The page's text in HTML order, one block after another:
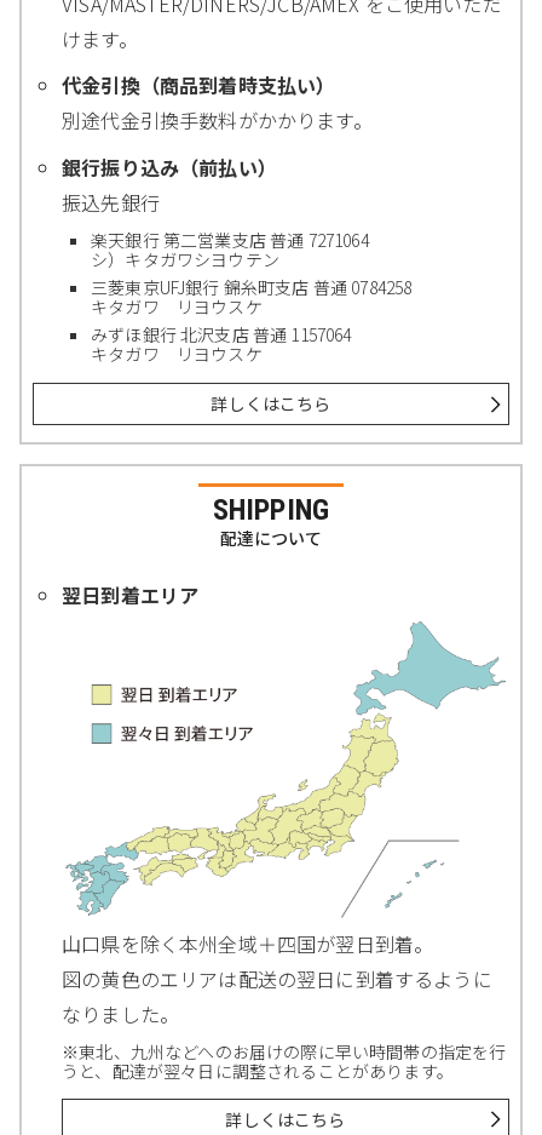
けます。
代金引換（商品到着時支払い）
別途代金引換手数料がかかります。
銀行振り込み（前払い）
振込先銀行
楽天銀行 第二営業支店 普通 7271064
シ）キタガワシヨウテン
三菱東京UFJ銀行 錦糸町支店 普通 0784258
キタガワ リヨウスケ
みずほ銀行 北沢支店 普通 1157064
キタガワ リヨウスケ
詳しくはこちら
SHIPPING
配達について
翌日到着エリア
山口県を除く本州全域＋四国が翌日到着。
図の黄色のエリアは配送の翌日に到着するように
なりました。
※東北、九州などへのお届けの際に早い時間帯の指定を行
うと、配達が翌々日に調整されることがあります。
詳しくはこちら